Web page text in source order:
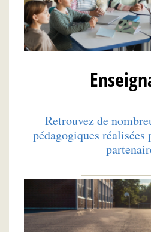
Retrouvez de
pédagogiques